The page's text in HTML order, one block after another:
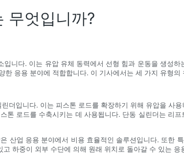
무엇입니까?
니다. 이는 유압 유체 동력에서 선형 힘과 운동을 생성
응용 분야에 적합합니다. 이 기사에서는 세 가지 유형
더입니다. 이는 피스톤 로드를 확장하기 위해 유압을 사
톤 로드를 수축시키는 데 사용됩니다. 단동 실린더는 리
산업 응용 분야에서 비용 효율적인 솔루션입니다. 또한
하중이 외부 수단에 의해 원래 위치로 돌아갈 수 있는 응